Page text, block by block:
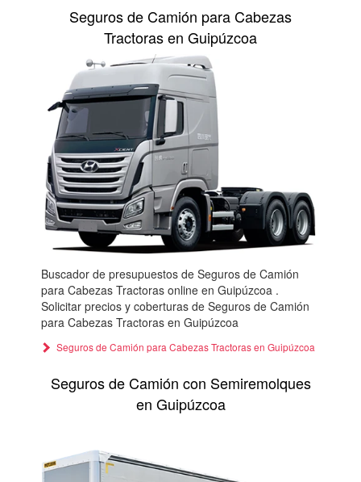
Seguros de Camión para Cabezas
Tractoras en Guipúzcoa
Buscador de presupuestos de Seguros de Camión
para Cabezas Tractoras online en Guipúzcoa .
Solicitar precios y coberturas de Seguros de Camión
para Cabezas Tractoras en Guipúzcoa
Seguros de Camión para Cabezas Tractoras en Guipúzcoa
Seguros de Camión con Semiremolques
en Guipúzcoa